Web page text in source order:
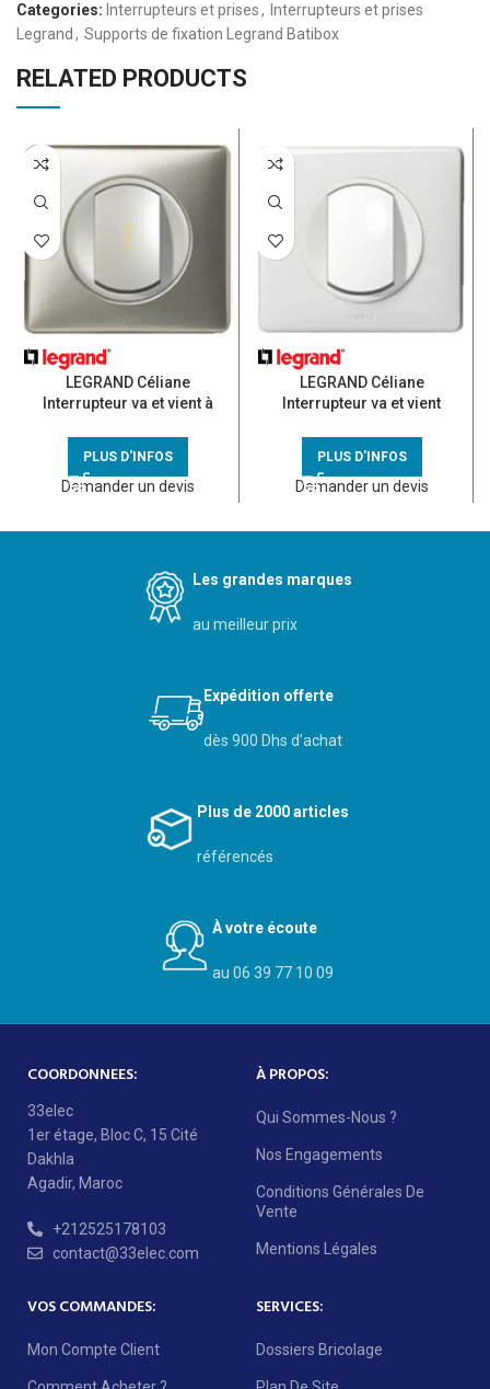
Categories: Interrupteurs et prises, Interrupteurs et prises
Legrand , Supports de fixation Legrand Batibox
RELATED PRODUCTS
LEGRAND Céliane
Interrupteur va et vient à
PLUS D'INFOS
Demander un devis
LEGRAND Céliane
Interrupteur va et vient
PLUS D'INFOS
Demander un devis
Les grandes marques
au meilleur prix
Expédition offerte
dès 900 Dhs d’achat
Plus de 2000 articles
référencés
À votre écoute
au 06 39 77 10 09
COORDONNEES:
33elec
1er étage, Bloc C, 15 Cité
Dakhla
Agadir, Maroc
+212525178103
contact@33elec.com
À PROPOS:
Qui Sommes-Nous ?
Nos Engagements
Conditions Générales De
Vente
Mentions Légales
VOS COMMANDES:
Mon Compte Client
SERVICES:
Dossiers Bricolage